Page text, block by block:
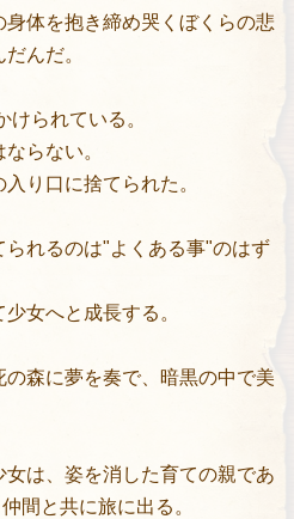
体を抱き締め哭くぼくらの悲
んだ。
られている。
らない。
り口に捨てられた。
れるのは"よくある事"のはず
女へと成長する。
森に夢を奏で、暗黒の中で美
は、姿を消した育ての親であ
間と共に旅に出る。